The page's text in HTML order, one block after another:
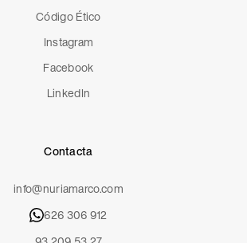
Código Ético
Instagram
Facebook
LinkedIn
Contacta
info@nuriamarco.com
626 306 912